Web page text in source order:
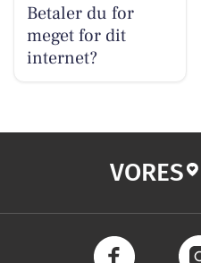
Betaler du for
meget for dit
internet?
VORES